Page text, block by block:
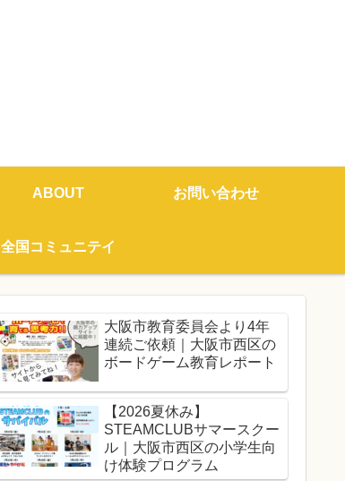
ABOUT お問い合わせ
全国コミュニテイ
大阪市教育委員会より4年
連続ご依頼｜大阪市西区の
ボードゲーム教育レポート
【2026夏休み】
STEAMCLUBサマースクー
ル｜大阪市西区の小学生向
け体験プログラム